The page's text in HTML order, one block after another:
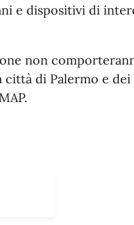
e dispositivi di
non
di Palermo e